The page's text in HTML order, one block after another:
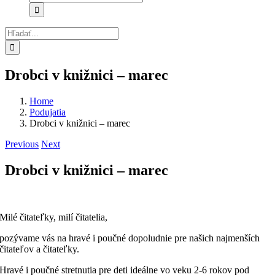
Hľadať:
Drobci v knižnici – marec
Home
Podujatia
Drobci v knižnici – marec
Previous Next
Drobci v knižnici – marec
Milé čitateľky, milí čitatelia,
pozývame vás na hravé i poučné dopoludnie pre našich najmenších
čitateľov a čitateľky.
Hravé i poučné stretnutia pre deti ideálne vo veku 2-6 rokov pod